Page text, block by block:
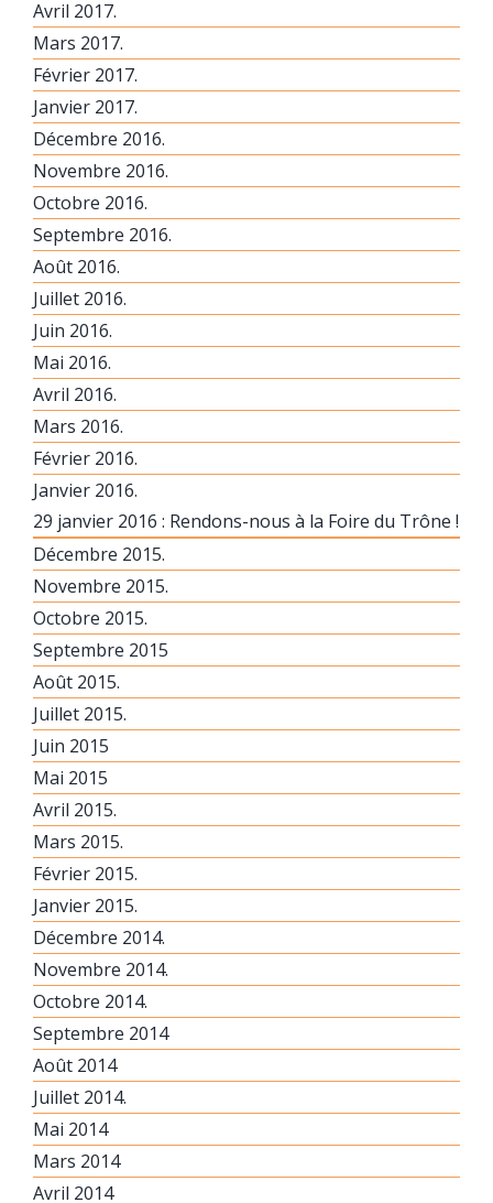
Avril 2017.
Mars 2017.
Février 2017.
Janvier 2017.
Décembre 2016.
Novembre 2016.
Octobre 2016.
Septembre 2016.
Août 2016.
Juillet 2016.
Juin 2016.
Mai 2016.
Avril 2016.
Mars 2016.
Février 2016.
Janvier 2016.
29 janvier 2016 : Rendons-nous à la Foire du Trône !
Décembre 2015.
Novembre 2015.
Octobre 2015.
Septembre 2015
Août 2015.
Juillet 2015.
Juin 2015
Mai 2015
Avril 2015.
Mars 2015.
Février 2015.
Janvier 2015.
Décembre 2014.
Novembre 2014.
Octobre 2014.
Septembre 2014
Août 2014
Juillet 2014.
Mai 2014
Mars 2014
Avril 2014